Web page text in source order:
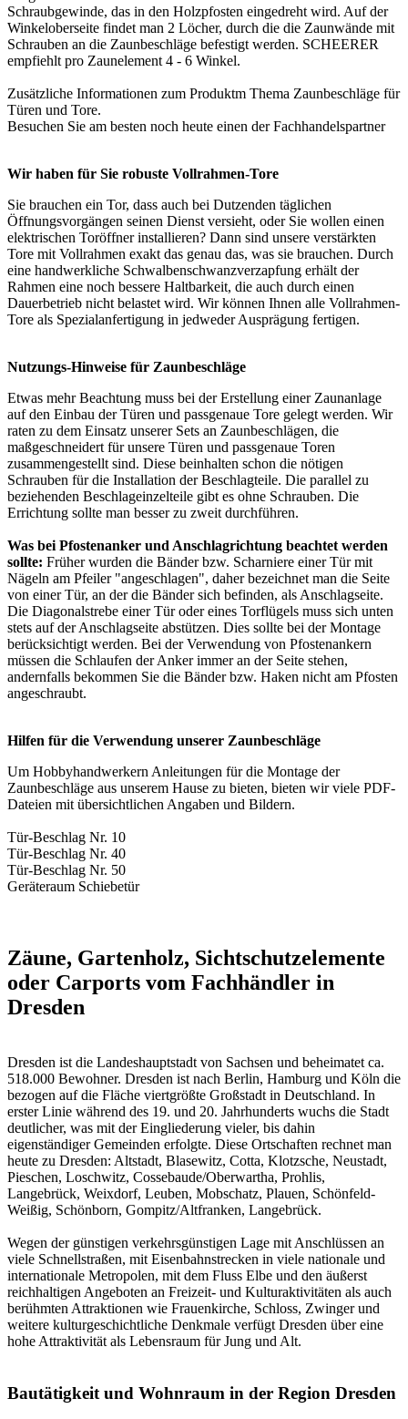
Schraubgewinde, das in den Holzpfosten eingedreht wird. Auf der
Winkeloberseite findet man 2 Löcher, durch die die Zaunwände mit
Schrauben an die Zaunbeschläge befestigt werden. SCHEERER
empfiehlt pro Zaunelement 4 - 6 Winkel.
Zusätzliche Informationen zum Produktm Thema Zaunbeschläge für
Türen und Tore.
Besuchen Sie am besten noch heute einen derFachhandelspartner
Wir haben für Sie robuste Vollrahmen-Tore
Sie brauchen ein Tor, dass auch bei Dutzenden täglichen
Öffnungsvorgängen seinen Dienst versieht, oder Sie wollen einen
elektrischen Toröffner installieren? Dann sind unsere verstärkten
Tore mit Vollrahmen exakt das genau das, was sie brauchen. Durch
eine handwerkliche Schwalbenschwanzverzapfung erhält der
Rahmen eine noch bessere Haltbarkeit, die auch durch einen
Dauerbetrieb nicht belastet wird. Wir können Ihnen alle Vollrahmen-
Tore als Spezialanfertigung in jedweder Ausprägung fertigen.
Nutzungs-Hinweise für Zaunbeschläge
Etwas mehr Beachtung muss bei der Erstellung einer Zaunanlage
auf den Einbau der Türen und passgenaue Tore gelegt werden. Wir
raten zu dem Einsatz unserer Sets an Zaunbeschlägen, die
maßgeschneidert für unsere Türen und passgenaue Toren
zusammengestellt sind. Diese beinhalten schon die nötigen
Schrauben für die Installation der Beschlagteile. Die parallel zu
beziehenden Beschlageinzelteile gibt es ohne Schrauben. Die
Errichtung sollte man besser zu zweit durchführen.
Was bei Pfostenanker und Anschlagrichtung beachtet werden
sollte: Früher wurden die Bänder bzw. Scharniere einer Tür mit
Nägeln am Pfeiler "angeschlagen", daher bezeichnet man die Seite
von einer Tür, an der die Bänder sich befinden, als Anschlagseite.
Die Diagonalstrebe einer Tür oder eines Torflügels muss sich unten
stets auf der Anschlagseite abstützen. Dies sollte bei der Montage
berücksichtigt werden. Bei der Verwendung von Pfostenankern
müssen die Schlaufen der Anker immer an der Seite stehen,
andernfalls bekommen Sie die Bänder bzw. Haken nicht am Pfosten
angeschraubt.
Hilfen für die Verwendung unserer Zaunbeschläge
Um Hobbyhandwerkern Anleitungen für die Montage der
Zaunbeschläge aus unserem Hause zu bieten, bieten wir viele PDF-
Dateien mit übersichtlichen Angaben und Bildern.
Tür-Beschlag Nr. 10
Tür-Beschlag Nr. 40
Tür-Beschlag Nr. 50
Geräteraum Schiebetür
Zäune, Gartenholz, Sichtschutzelemente
oder Carports vom Fachhändler in
Dresden
Dresden ist die Landeshauptstadt von Sachsen und beheimatet ca.
518.000 Bewohner. Dresden ist nach Berlin, Hamburg und Köln die
bezogen auf die Fläche viertgrößte Großstadt in Deutschland. In
erster Linie während des 19. und 20. Jahrhunderts wuchs die Stadt
deutlicher, was mit der Eingliederung vieler, bis dahin
eigenständiger Gemeinden erfolgte. Diese Ortschaften rechnet man
heute zu Dresden: Altstadt, Blasewitz, Cotta, Klotzsche, Neustadt,
Pieschen, Loschwitz, Cossebaude/Oberwartha, Prohlis,
Langebrück, Weixdorf, Leuben, Mobschatz, Plauen, Schönfeld-
Weißig, Schönborn, Gompitz/Altfranken, Langebrück.
Wegen der günstigen verkehrsgünstigen Lage mit Anschlüssen an
viele Schnellstraßen, mit Eisenbahnstrecken in viele nationale und
internationale Metropolen, mit dem Fluss Elbe und den äußerst
reichhaltigen Angeboten an Freizeit- und Kulturaktivitäten als auch
berühmten Attraktionen wie Frauenkirche, Schloss, Zwinger und
weitere kulturgeschichtliche Denkmale verfügt Dresden über eine
hohe Attraktivität als Lebensraum für Jung und Alt.
Bautätigkeit und Wohnraum in der Region Dresden